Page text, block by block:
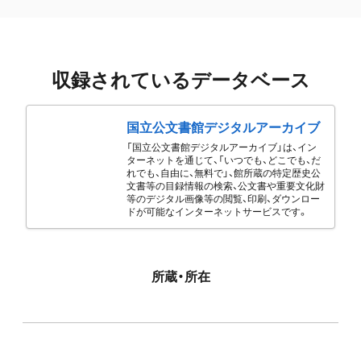
収録されているデータベース
国立公文書館デジタルアーカイブ
「国立公文書館デジタルアーカイブ」は、イン
ターネットを通じて、「いつでも、どこでも、だ
れでも、自由に、無料で」、館所蔵の特定歴史公
文書等の目録情報の検索、公文書や重要文化財
等のデジタル画像等の閲覧、印刷、ダウンロー
ドが可能なインターネットサービスです。
所蔵・所在